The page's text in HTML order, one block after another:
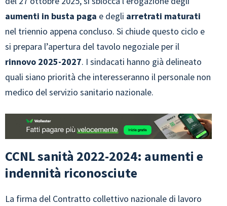
aumenti in busta paga e degli arretrati maturati
nel triennio appena concluso. Si chiude questo ciclo e
si prepara l’apertura del tavolo negoziale per il
rinnovo 2025-2027. I sindacati hanno già delineato
quali siano priorità che interesseranno il personale non
medico del servizio sanitario nazionale.
CCNL sanità 2022-2024: aumenti e
indennità riconosciute
La firma del Contratto collettivo nazionale di lavoro